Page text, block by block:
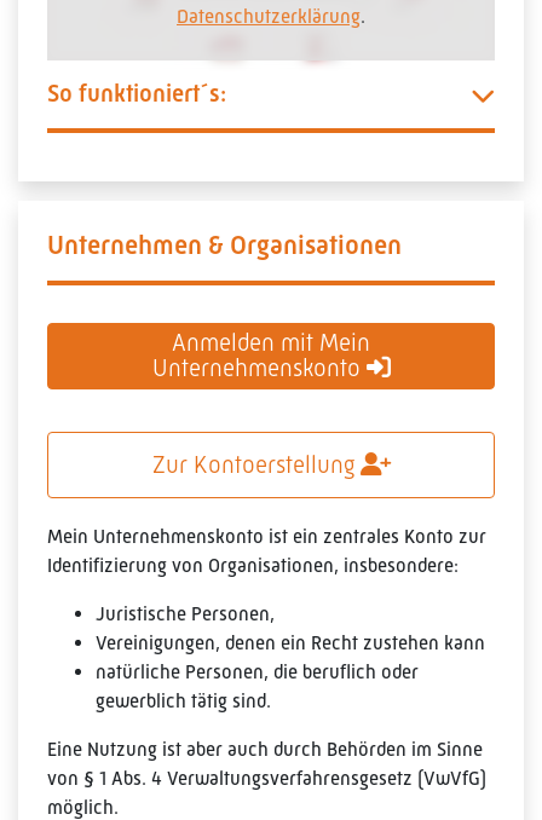
Datenschutzerklärung.
So funktioniert´s:
Unternehmen & Organisationen
Anmelden mit Mein
Unternehmenskonto
Zur Kontoerstellung
Mein Unternehmenskonto ist ein zentrales Konto zur
Identifizierung von Organisationen, insbesondere:
Juristische Personen,
Vereinigungen, denen ein Recht zustehen kann
natürliche Personen, die beruflich oder
gewerblich tätig sind.
Eine Nutzung ist aber auch durch Behörden im Sinne
von § 1 Abs. 4 Verwaltungsverfahrensgesetz (VwVfG)
möglich.